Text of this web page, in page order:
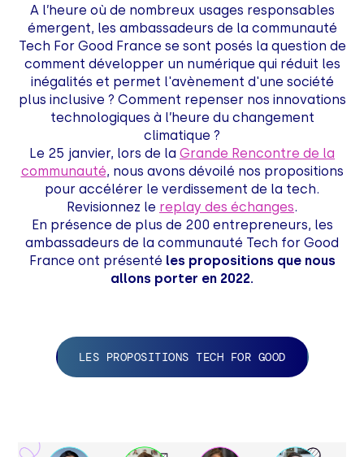
A l’heure où de nombreux usages responsables
émergent, les ambassadeurs de la communauté
Tech For Good France se sont posés la question de
comment développer un numérique qui réduit les
inégalités et permet l'avènement d'une société
plus inclusive ? Comment repenser nos innovations
technologiques à l’heure du changement
climatique ?
Le 25 janvier, lors de la Grande Rencontre de la
communauté, nous avons dévoilé nos propositions
pour accélérer le verdissement de la tech.
Revisionnez le replay des échanges.
En présence de plus de 200 entrepreneurs, les
ambassadeurs de la communauté Tech for Good
France ont présenté les propositions que nous
allons porter en 2022.
LES PROPOSITIONS TECH FOR GOOD